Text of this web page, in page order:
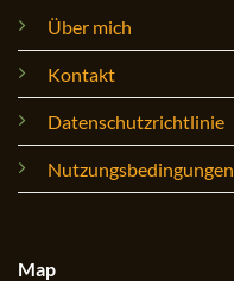
Über mich
Kontakt
Datenschutzrichtlinie
Nutzungsbedingungen
Map